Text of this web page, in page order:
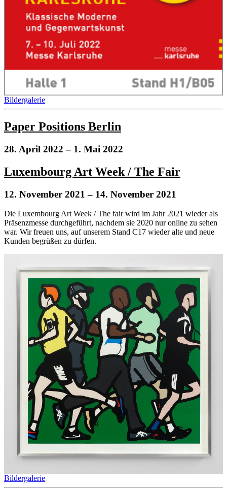
Bildergalerie
Paper Positions Berlin
28. April 2022 – 1. Mai 2022
Luxembourg Art Week / The Fair
12. November 2021 – 14. November 2021
Die Luxembourg Art Week / The fair wird im Jahr 2021 wieder als
Präsenzmesse durchgeführt, nachdem sie 2020 nur online zu sehen
war. Wir freuen uns, auf unserem Stand C17 wieder alte und neue
Kunden begrüßen zu dürfen.
Bildergalerie